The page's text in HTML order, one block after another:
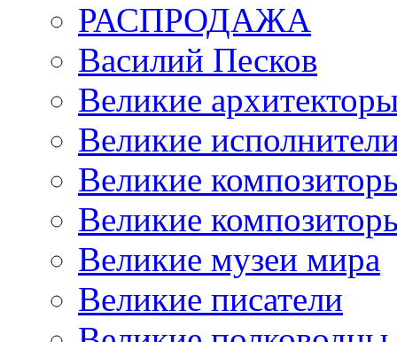
РАСПРОДАЖА
Василий Песков
Великие
Великие
Великие
Великие
Великие музеи мира
Великие писатели